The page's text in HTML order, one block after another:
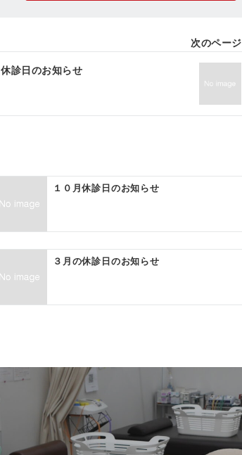
次のページ
休診日のお知らせ
１０月休診日のお知らせ
３月の休診日のお知らせ